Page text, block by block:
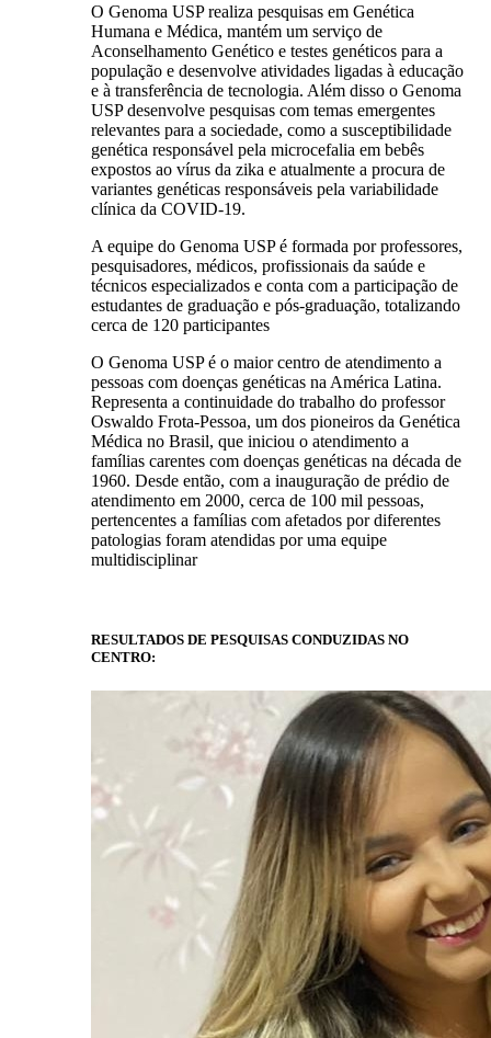
O Genoma USP realiza pesquisas em Genética
Humana e Médica, mantém um serviço de
Aconselhamento Genético e testes genéticos para a
população e desenvolve atividades ligadas à educação
e à transferência de tecnologia. Além disso o Genoma
USP desenvolve pesquisas com temas emergentes
relevantes para a sociedade, como a susceptibilidade
genética responsável pela microcefalia em bebês
expostos ao vírus da zika e atualmente a procura de
variantes genéticas responsáveis pela variabilidade
clínica da COVID-19.
A equipe do Genoma USP é formada por professores,
pesquisadores, médicos, profissionais da saúde e
técnicos especializados e conta com a participação de
estudantes de graduação e pós-graduação, totalizando
cerca de 120 participantes
O Genoma USP é o maior centro de atendimento a
pessoas com doenças genéticas na América Latina.
Representa a continuidade do trabalho do professor
Oswaldo Frota-Pessoa, um dos pioneiros da Genética
Médica no Brasil, que iniciou o atendimento a
famílias carentes com doenças genéticas na década de
1960. Desde então, com a inauguração de prédio de
atendimento em 2000, cerca de 100 mil pessoas,
pertencentes a famílias com afetados por diferentes
patologias foram atendidas por uma equipe
multidisciplinar
RESULTADOS DE PESQUISAS CONDUZIDAS NO
CENTRO: